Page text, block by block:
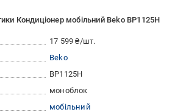
Кондиціонер мобільний Beko BP1125H
17 599 ₴/шт.
Beko
BP1125H
моноблок
мобільний